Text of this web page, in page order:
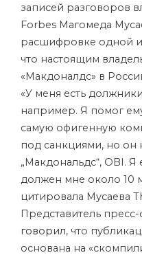
записей разговоров
Forbes Магомеда
расшифровке одной
что настоящим
«Макдоналдс» в
«У меня есть
например. Я помог
самую офигенную
под санкциями, но он
„Макдональдс“, OBI.
должен мне около 10
цитировала Мусаева
Представитель
говорил, что
основана на